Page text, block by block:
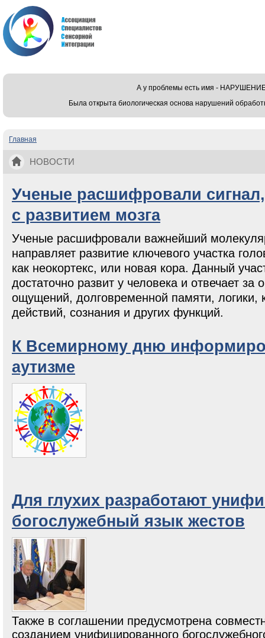
А у проблемы есть имя -
Была открыта биологическая основа нарушений
Вы здесь
Главная
НОВОСТИ
Ученые расшифровали
с развитием мозга
Ученые расшифровали важнейший
направляет развитие ключевого участка
как неокортекс, или новая кора. Данный
достаточно развит у человека и отвечает за
ощущений, долговременной памяти,
действий, сознания и других функций.
К Всемирному дню
аутизме
Для глухих разработают
богослужебный язык жестов
Также в соглашении предусмотрена
созданием унифицированного